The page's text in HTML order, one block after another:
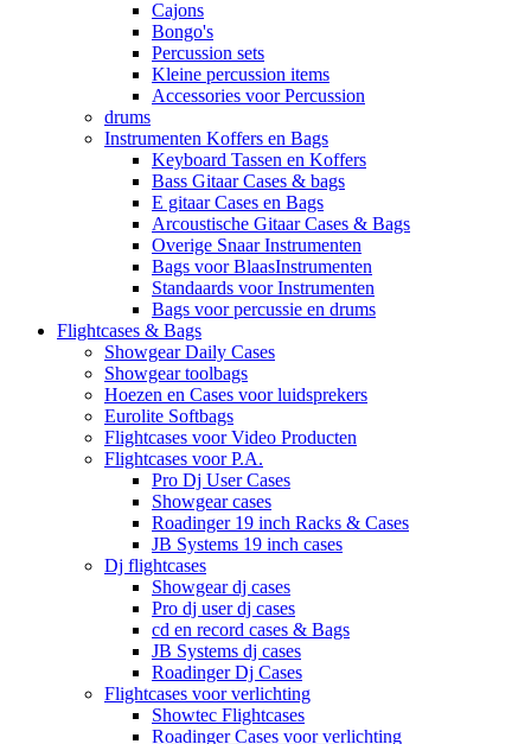
Cajons
Bongo's
Percussion sets
Kleine percussion items
Accessories voor Percussion
drums
Instrumenten Koffers en Bags
Keyboard Tassen en Koffers
Bass Gitaar Cases & bags
E gitaar Cases en Bags
Arcoustische Gitaar Cases & Bags
Overige Snaar Instrumenten
Bags voor BlaasInstrumenten
Standaards voor Instrumenten
Bags voor percussie en drums
Flightcases & Bags
Showgear Daily Cases
Showgear toolbags
Hoezen en Cases voor luidsprekers
Eurolite Softbags
Flightcases voor Video Producten
Flightcases voor P.A.
Pro Dj User Cases
Showgear cases
Roadinger 19 inch Racks & Cases
JB Systems 19 inch cases
Dj flightcases
Showgear dj cases
Pro dj user dj cases
cd en record cases & Bags
JB Systems dj cases
Roadinger Dj Cases
Flightcases voor verlichting
Showtec Flightcases
Roadinger Cases voor verlichting